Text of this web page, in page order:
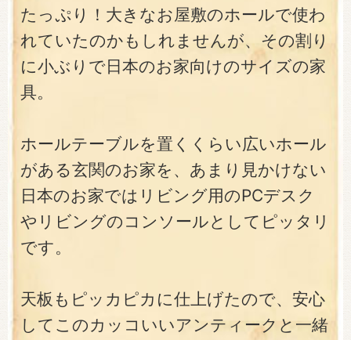
たっぷり！大きなお屋敷のホールで使わ
れていたのかもしれませんが、その割り
に小ぶりで日本のお家向けのサイズの家
具。
ホールテーブルを置くくらい広いホール
がある玄関のお家を、あまり見かけない
日本のお家ではリビング用のPCデスク
やリビングのコンソールとしてピッタリ
です。
天板もピッカピカに仕上げたので、安心
してこのカッコいいアンティークと一緒